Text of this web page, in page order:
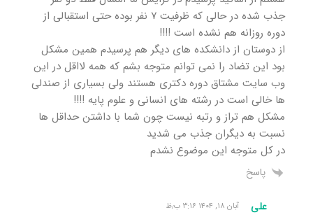
جذب شده در حالی که ظرفیت ۷ نفر بوده حتی استقبالی از
دوره روزانه هم نشده است !!!!
از دوستان از دانشکده های دیگر هم پرسیدم همین مشکل
بود این تضاد را نمی توانم متوجه بشم که همه لااقل در این
وب سایت مشتاق دوره دکتری هستند ولی بسیاری از صندلی
ها خالی است در رشته های انسانی و علوم پایه !!!!
مشکل هم تراز و رتبه نیست چون شما با داشتن حداقل ها
نسبت به دیگران جذب می شدید
در کل متوجه این موضوع نشدم
پاسخ
علی آبان ۱۸, ۱۴۰۴ ۳:۱۶ ب٫ظ